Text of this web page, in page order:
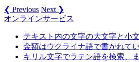
❮ Previous Next ❯
オンラインサービス
テキスト内の文字の大文字と小
金額はウクライナ語で書かれて
キリル文字でラテン語を検索、